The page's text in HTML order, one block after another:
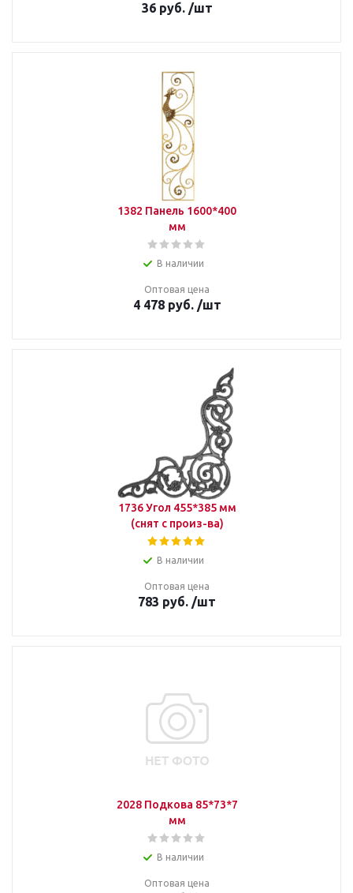
36руб. /шт
1382 Панель 1600*400
мм
В наличии
Оптовая цена
4 478руб. /шт
1736 Угол 455*385 мм
(снят с произ-ва)
В наличии
Оптовая цена
783 руб. /шт
2028 Подкова 85*73*7
мм
В наличии
Оптовая цена